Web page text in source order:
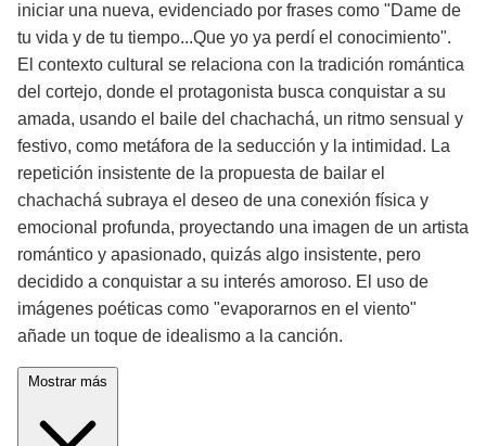
iniciar una nueva, evidenciado por frases como "Dame de
tu vida y de tu tiempo...Que yo ya perdí el conocimiento".
El contexto cultural se relaciona con la tradición romántica
del cortejo, donde el protagonista busca conquistar a su
amada, usando el baile del chachachá, un ritmo sensual y
festivo, como metáfora de la seducción y la intimidad. La
repetición insistente de la propuesta de bailar el
chachachá subraya el deseo de una conexión física y
emocional profunda, proyectando una imagen de un artista
romántico y apasionado, quizás algo insistente, pero
decidido a conquistar a su interés amoroso. El uso de
imágenes poéticas como "evaporarnos en el viento"
añade un toque de idealismo a la canción.